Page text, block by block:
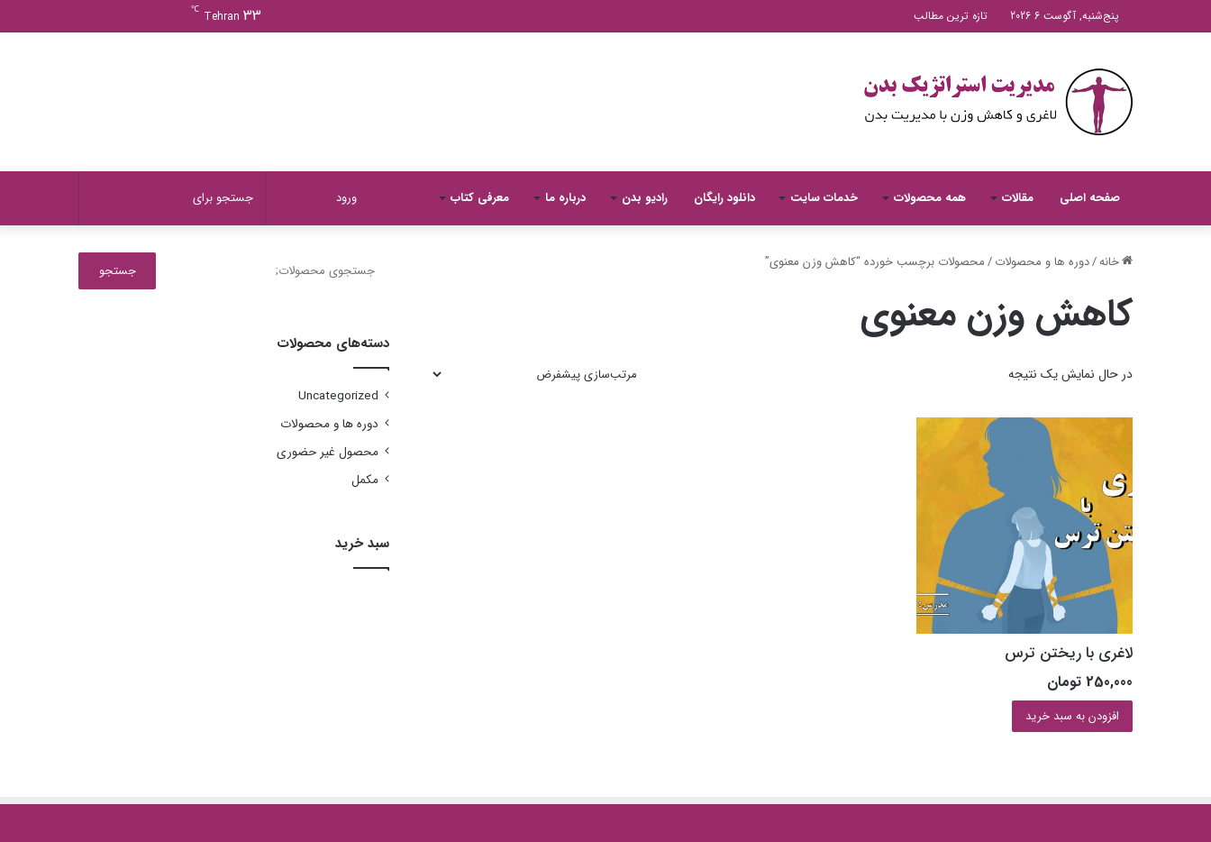
پنج‌شنبه, آگوست 6 2026 تازه ترین مطالب Tehran 33
℃
صفحه اصلی مقالات همه محصولات خدمات سایت دانلود رایگان رادیو بدن درباره ما معرفی کتاب
برای
ورود
خانه/دوره ها و محصولات/محصولات برچسب خورده “کاهش وزن معنوی”
کاهش وزن معنوی
در حال نمایش یک نتیجه
لاغری با ریختن ترس
250,000 تومان
افزودن به سبد خرید
برای:
جستجو
دسته‌های محصولات
Uncategorized
دوره ها و محصولات
محصول غیر حضوری
مكمل
سبد خرید